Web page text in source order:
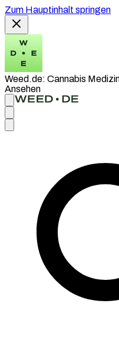
Zum Hauptinhalt springen
Weed.de: Cannabis
Ansehen